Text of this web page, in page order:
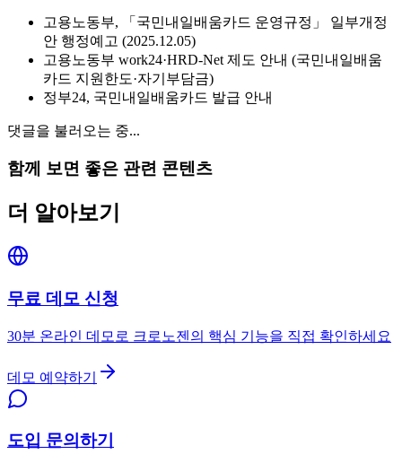
고용노동부, 「국민내일배움카드 운영규정」 일부개정
안 행정예고 (2025.12.05)
고용노동부 work24·HRD-Net 제도 안내 (국민내일배움
카드 지원한도·자기부담금)
정부24, 국민내일배움카드 발급 안내
댓글을 불러오는 중...
함께 보면 좋은 관련 콘텐츠
더 알아보기
무료 데모 신청
30분 온라인 데모로 크로노젠의 핵심 기능을 직접 확인하세요
데모 예약하기
도입 문의하기